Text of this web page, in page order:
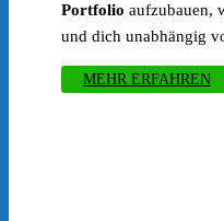
Portfolio aufzubauen,
und dich unabhängig
MEHR ERFAHREN